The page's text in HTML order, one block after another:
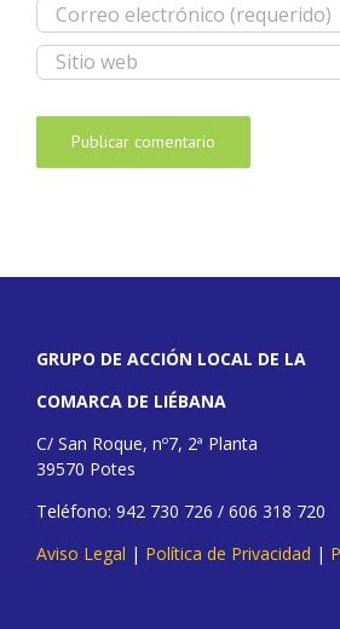
GRUPO DE ACCIÓN LOCAL DE LA
COMARCA DE LIÉBANA
C/ San Roque, nº7, 2ª Planta
39570 Potes
Teléfono: 942 730 726 / 606 318 720
Aviso Legal | Política de Privacidad |